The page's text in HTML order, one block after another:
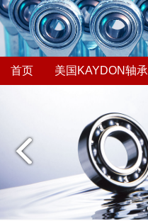
首页 美国KAYDON轴承